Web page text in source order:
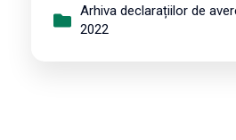
Arhiva declarațiilor de
2022